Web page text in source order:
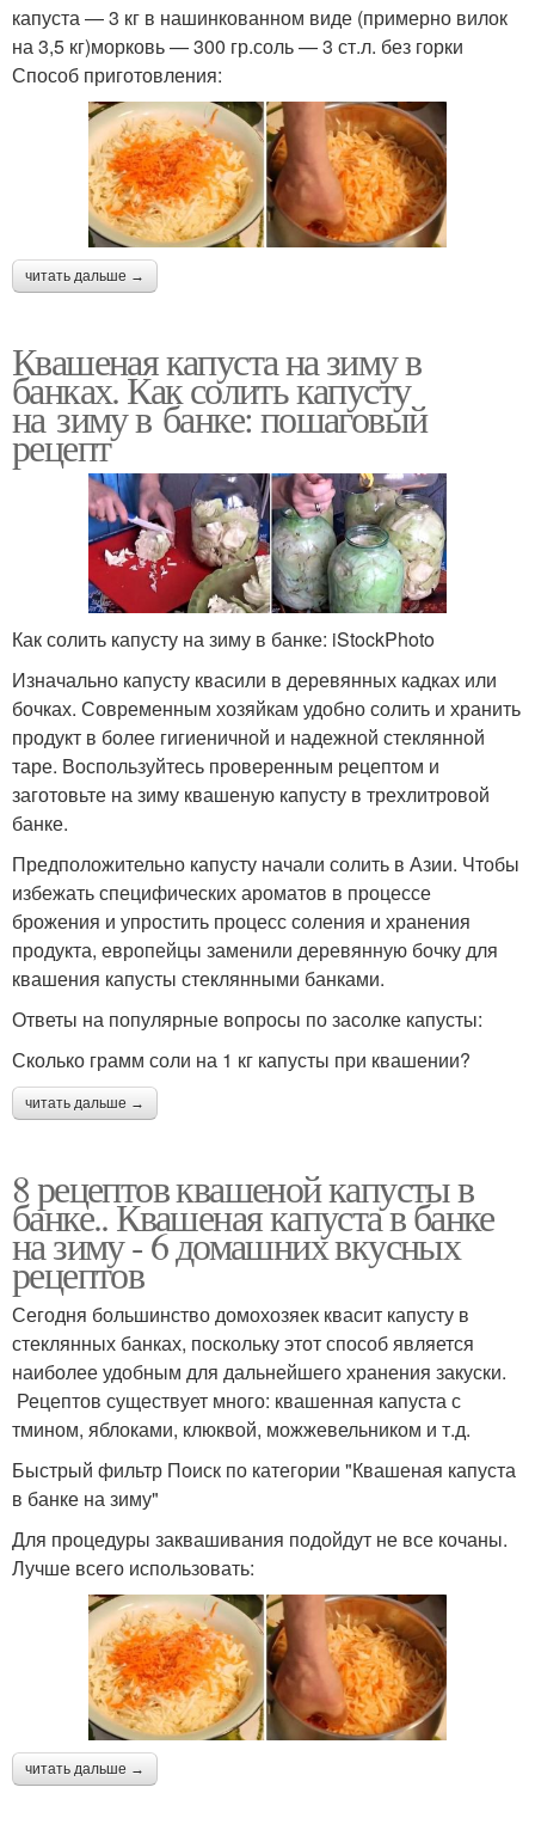
капуста — 3 кг в нашинкованном виде (примерно вилок
на 3,5 кг)морковь — 300 гр.соль — 3 ст.л. без горки
Способ приготовления:
читать дальше →
Квашеная капуста на зиму в
банках. Как солить капусту
на зиму в банке: пошаговый
рецепт
Как солить капусту на зиму в банке: iStockPhoto
Изначально капусту квасили в деревянных кадках или
бочках. Современным хозяйкам удобно солить и хранить
продукт в более гигиеничной и надежной стеклянной
таре. Воспользуйтесь проверенным рецептом и
заготовьте на зиму квашеную капусту в трехлитровой
банке.
Предположительно капусту начали солить в Азии. Чтобы
избежать специфических ароматов в процессе
брожения и упростить процесс соления и хранения
продукта, европейцы заменили деревянную бочку для
квашения капусты стеклянными банками.
Ответы на популярные вопросы по засолке капусты:
Сколько грамм соли на 1 кг капусты при квашении?
читать дальше →
8 рецептов квашеной капусты в
банке.. Квашеная капуста в банке
на зиму - 6 домашних вкусных
рецептов
Сегодня большинство домохозяек квасит капусту в
стеклянных банках, поскольку этот способ является
наиболее удобным для дальнейшего хранения закуски.
Рецептов существует много: квашенная капуста с
тмином, яблоками, клюквой, можжевельником и т.д.
Быстрый фильтр Поиск по категории "Квашеная капуста
в банке на зиму"
Для процедуры заквашивания подойдут не все кочаны.
Лучше всего использовать:
читать дальше →